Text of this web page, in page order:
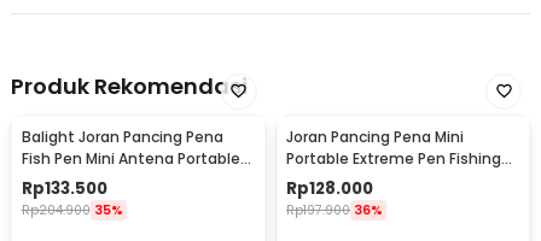
Produk Rekomendasi
Balight Joran Pancing Pena
Fish Pen Mini Antena Portable
Rod 1.4M - ST-Y0011 / YL100
Rp133.500
Rp204.900 35%
Joran Pancing Pena Mini
Portable Extreme Pen Fishing
Rod Length 1.5M - YL100
Rp128.000
Rp197.900 36%